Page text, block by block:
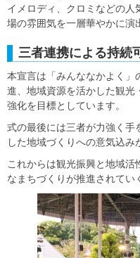
イメロディ、クロミなどの人
場の雰囲気を一層華やかに演
三者連携による持続
本宣言は「みんななかよく」
進、地域資源を活かした観光
強化を目標としています。
式の最後には三者が力強く手
した地域づくりへの意気込み
これからは観光振興と地域
なまちづくりが推進されてい